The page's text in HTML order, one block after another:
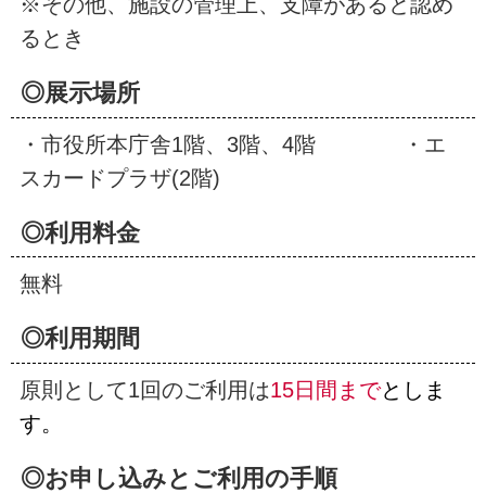
るとき
◎展示場所
・市役所本庁舎1階、3階、4階 ・エ
スカードプラザ(2階)
◎利用料金
無料
◎利用期間
原則として1回のご利用は15日間 までとしま
す。
◎お申し込みとご利用の手順